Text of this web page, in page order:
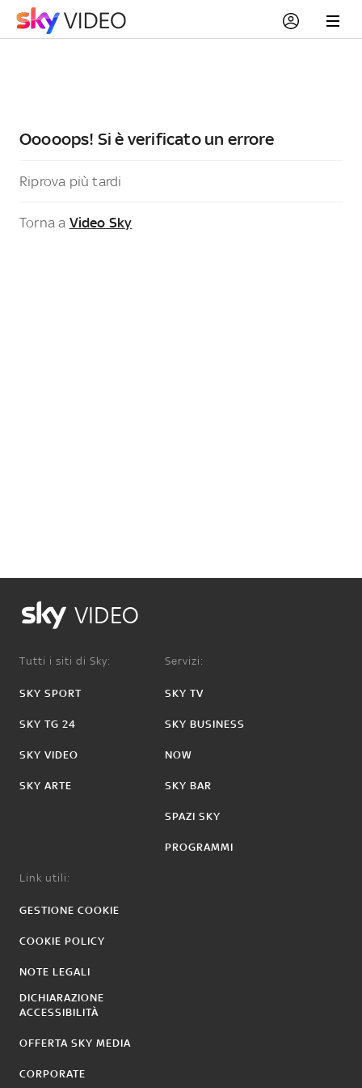
Ooooops! Si è verificato un errore
Riprova più tardi
Torna a Video Sky
VIDEO
Tutti i siti di Sky:
SKY SPORT
SKY TG 24
SKY VIDEO
SKY ARTE
Servizi:
SKY TV
SKY BUSINESS
NOW
SKY BAR
SPAZI SKY
PROGRAMMI
Link utili:
GESTIONE COOKIE
COOKIE POLICY
NOTE LEGALI
DICHIARAZIONE
ACCESSIBILITÀ
OFFERTA SKY MEDIA
CORPORATE